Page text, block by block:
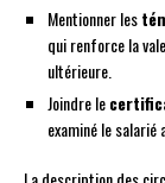
Mentionner les
qui renforce la
ultérieure.
Joindre le
examiné le salarié